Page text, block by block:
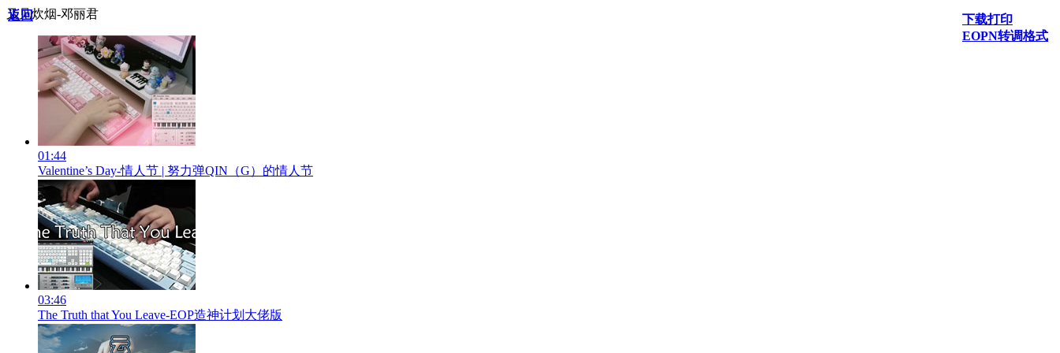
又见炊烟-邓丽君
01:44
Valentine’s Day-情人节 | 努力弹QIN（G）的情人节
03:46
The Truth that You Leave-EOP造神计划大佬版
下载打印
EOPN转调格式
返回